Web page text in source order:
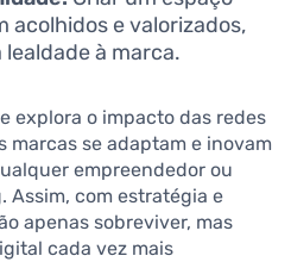
acolhidos e valorizados,
à marca.
explora o impacto das redes
marcas se adaptam e inovam
empreendedor ou
Assim, com estratégia e
apenas sobreviver, mas
cada vez mais